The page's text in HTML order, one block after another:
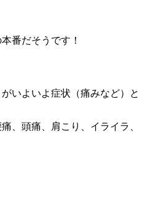
番だそうです！
いよいよ症状（痛みなど）と
、頭痛、肩こり、イライラ、